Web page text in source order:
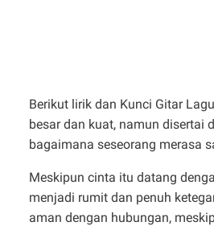
Berikut lirik dan Kunci Gitar
besar dan kuat, namun disertai
bagaimana seseorang merasa
Meskipun cinta itu datang
menjadi rumit dan penuh
aman dengan hubungan,